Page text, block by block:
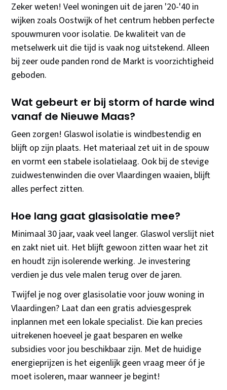
Zeker weten! Veel woningen uit de jaren '20-'40 in
wijken zoals Oostwijk of het centrum hebben perfecte
spouwmuren voor isolatie. De kwaliteit van de
metselwerk uit die tijd is vaak nog uitstekend. Alleen
bij zeer oude panden rond de Markt is voorzichtigheid
geboden.
Wat gebeurt er bij storm of harde wind
vanaf de Nieuwe Maas?
Geen zorgen! Glaswol isolatie is windbestendig en
blijft op zijn plaats. Het materiaal zet uit in de spouw
en vormt een stabele isolatielaag. Ook bij de stevige
zuidwestenwinden die over Vlaardingen waaien, blijft
alles perfect zitten.
Hoe lang gaat glasisolatie mee?
Minimaal 30 jaar, vaak veel langer. Glaswol verslijt niet
en zakt niet uit. Het blijft gewoon zitten waar het zit
en houdt zijn isolerende werking. Je investering
verdien je dus vele malen terug over de jaren.
Twijfel je nog over glasisolatie voor jouw woning in
Vlaardingen? Laat dan een gratis adviesgesprek
inplannen met een lokale specialist. Die kan precies
uitrekenen hoeveel je gaat besparen en welke
subsidies voor jou beschikbaar zijn. Met de huidige
energieprijzen is het eigenlijk geen vraag meer óf je
moet isoleren, maar wanneer je begint!